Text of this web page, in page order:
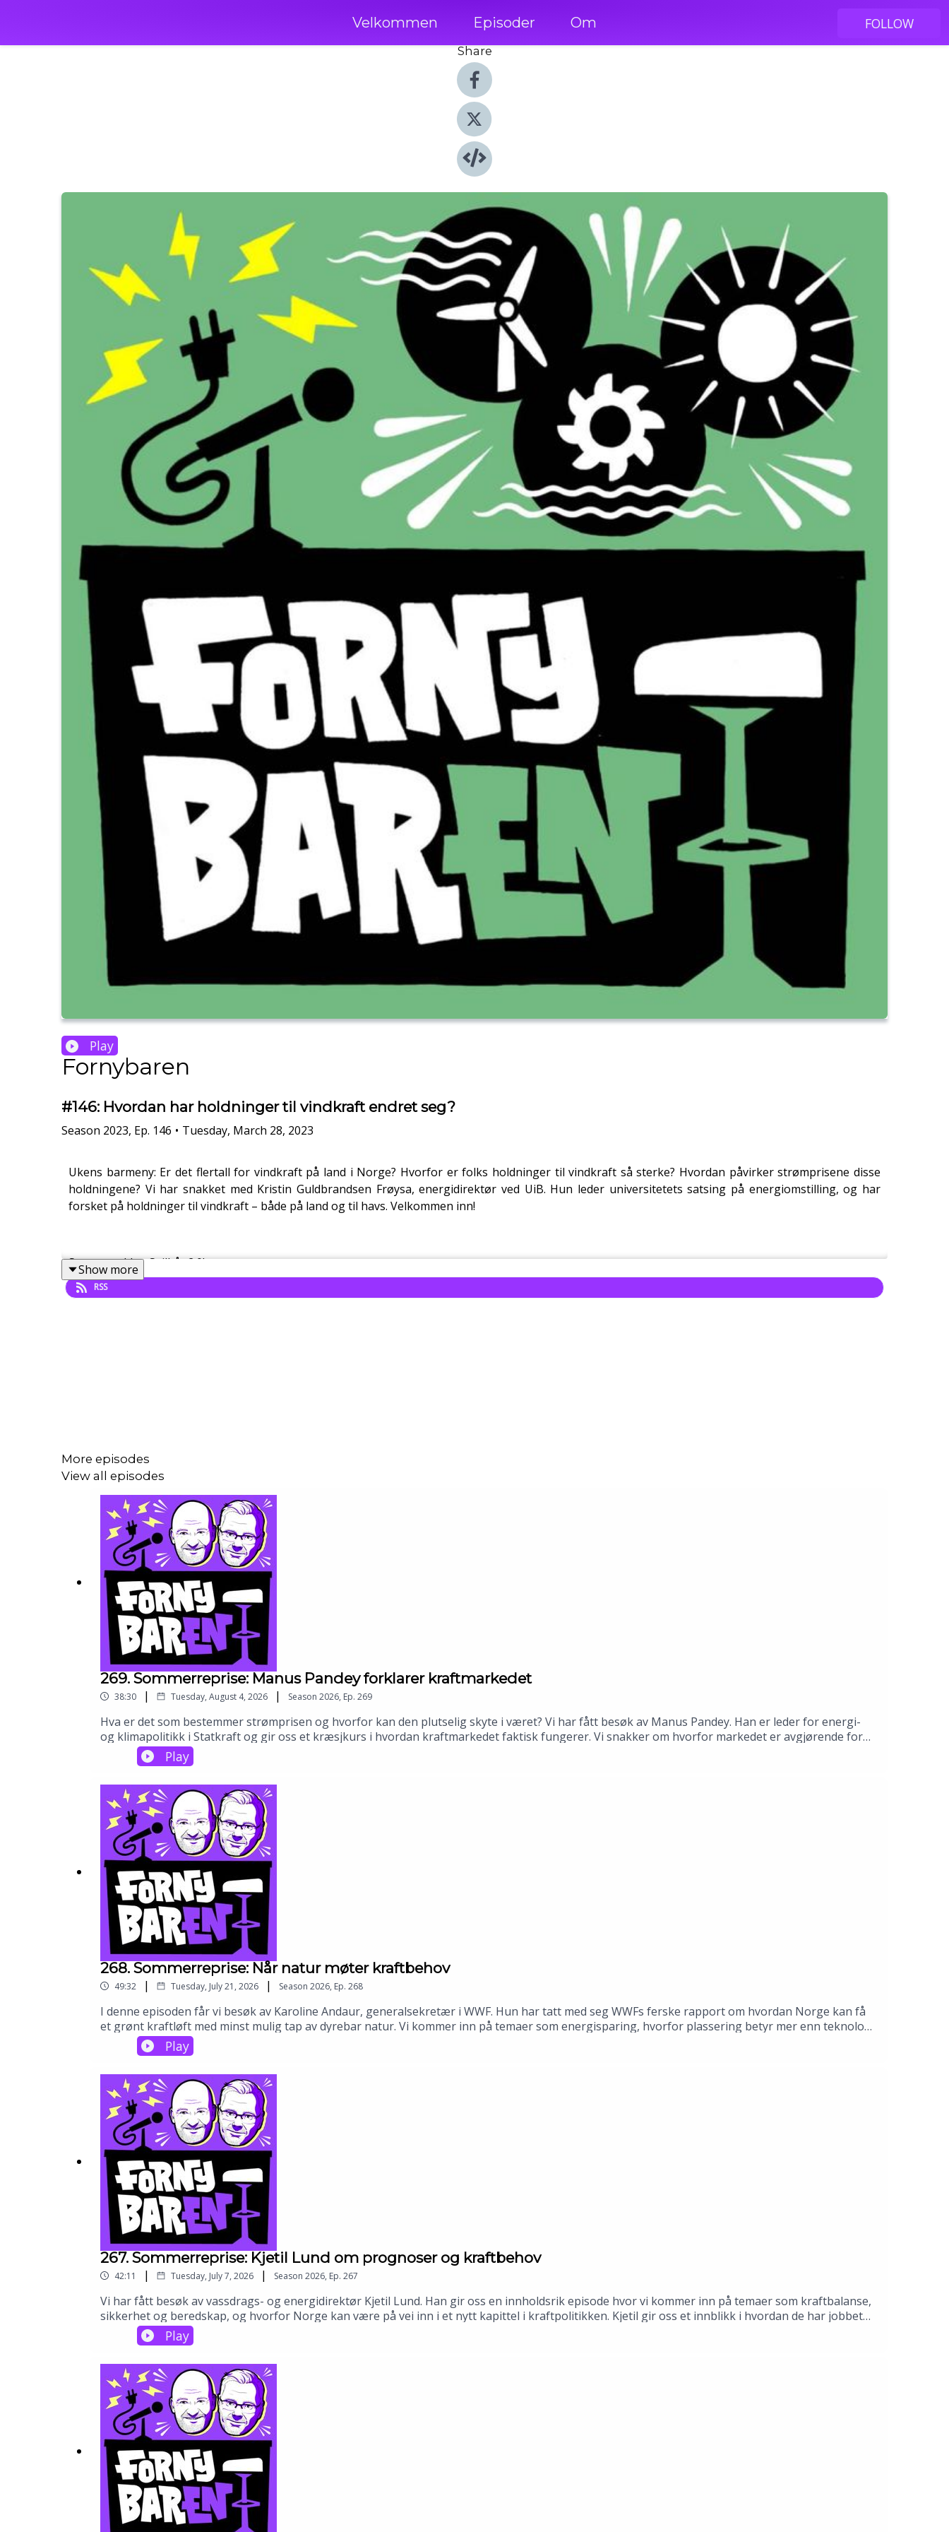
Velkommen Episoder Om FOLLOW
Share
Play
Fornybaren
#146: Hvordan har holdninger til vindkraft endret seg?
Season 2023, Ep. 146 • Tuesday, March 28, 2023
Ukens barmeny: Er det flertall for vindkraft på land i Norge? Hvorfor er folks holdninger til vindkraft så sterke? Hvordan påvirker strømprisene disse
holdningene? Vi har snakket med Kristin Guldbrandsen Frøysa, energidirektør ved UiB. Hun leder universitetets satsing på energiomstilling, og har
forsket på holdninger til vindkraft – både på land og til havs. Velkommen inn!
Strømsnadder: Seilbåt 2.0!
Show more
RSS
More episodes
View all episodes
269. Sommerreprise: Manus Pandey forklarer kraftmarkedet
38:30 | Tuesday, August 4, 2026 | Season 2026, Ep. 269
Hva er det som bestemmer strømprisen og hvorfor kan den plutselig skyte i været? Vi har fått besøk av Manus Pandey. Han er leder for energi-
og klimapolitikk i Statkraft og gir oss et kræsjkurs i hvordan kraftmarkedet faktisk fungerer. Vi snakker om hvorfor markedet er avgjørende for
balanse, effektiv ressursbruk og forsyningssikkerhet – men også hvorfor det ikke løser alt alene. Vi ser også fremover: Økt behov for mer kraft,
nett og raskere prosesser, og hvorfor batterier kan bli en viktig del av løsningen.🔋 ⚡️Hvorfor settes strømprisen av den dyreste kraften i
markedet?📈Hva er det som egentlig driver de høyeste pristoppene?👖Og hva har strøm og bukser til felles? Lytt med der du hører podkast!🎧
Play
268. Sommerreprise: Når natur møter kraftbehov
49:32 | Tuesday, July 21, 2026 | Season 2026, Ep. 268
I denne episoden får vi besøk av Karoline Andaur, generalsekretær i WWF. Hun har tatt med seg WWFs ferske rapport om hvordan Norge kan få
et grønt kraftløft med minst mulig tap av dyrebar natur. Vi kommer inn på temaer som energisparing, hvorfor plassering betyr mer enn teknologi
når naturpåvirkning skal vurderes, og hvorfor debatten om kraft og natur ofte havner i et kunstig enten–eller. 🐼 Hvor mye ny kraft mener WWF
det er mulig å bygge med lavt naturfotavtrykk?⚡️ Hva mener de må komme først i et grønt kraftløft?🌿 Og hva må endres i dagens politikk for å få
både mer kraft og mer naturhensyn? Lytt med der du hører podkast!🎧
Play
267. Sommerreprise: Kjetil Lund om prognoser og kraftbehov
42:11 | Tuesday, July 7, 2026 | Season 2026, Ep. 267
Vi har fått besøk av vassdrags- og energidirektør Kjetil Lund. Han gir oss en innholdsrik episode hvor vi kommer inn på temaer som kraftbalanse,
sikkerhet og beredskap, og hvorfor Norge kan være på vei inn i et nytt kapittel i kraftpolitikken. Kjetil gir oss et innblikk i hvordan de har jobbet
med effektivisering i NVE, og han deler sine tanker om hvor stort kraftbehovet egentlig kan bli fremover. ⚡️ Hva vil prege energidebatten
fremover?⚡️ Hvor realistisk er det at vi bygger nok av ny kraft?⚡️ Hva er den største usikkerheten i fremtidens kraftbehov? Lytt til episoden der du
hører podkast 🎧
Play